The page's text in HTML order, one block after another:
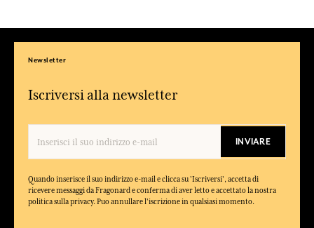
Newsletter
Iscriversi alla newsletter
INVIARE
Quando inserisce il suo indirizzo e-mail e clicca su 'Iscriversi', accetta di
ricevere messaggi da Fragonard e conferma di aver letto e accettato la nostra
politica sulla privacy. Puo annullare l'iscrizione in qualsiasi momento.